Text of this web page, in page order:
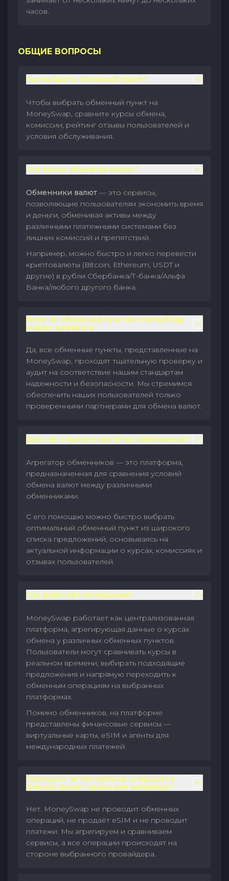
часов.
ОБЩИЕ ВОПРОСЫ
Как выбрать обменный пункт?
Чтобы выбрать обменный пункт на
MoneySwap, сравните курсы обмена,
комиссии, рейтинг отзывы пользователей и
условия обслуживания.
Что такое обменник валют?
Обменники валют — это сервисы,
позволяющие пользователям экономить время
и деньги, обменивая активы между
различными платежными системами без
лишних комиссий и препятствий.
Например, можно быстро и легко перевести
криптовалюты (Bitcoin, Ethereum, USDT и
другие) в рубли Сбербанка/Т-банка/Альфа
Банка/любого другого банка.
Всем ли обменным пунктам MoneySwap
можно доверять?
Да, все обменные пункты, представленные на
MoneySwap, проходят тщательную проверку и
аудит на соответствие нашим стандартам
надежности и безопасности. Мы стремимся
обеспечить наших пользователей только
проверенными партнерами для обмена валют.
Для чего нужен агрегатор обменников?
Агрегатор обменников — это платформа,
предназначенная для сравнения условий
обмена валют между различными
обменниками.
С его помощью можно быстро выбрать
оптимальный обменный пункт из широкого
списка предложений, основываясь на
актуальной информации о курсах, комиссиях и
отзывах пользователей.
Как работает MoneySwap?
MoneySwap работает как централизованная
платформа, агрегирующая данные о курсах
обмена у различных обменных пунктов.
Пользователи могут сравнивать курсы в
реальном времени, выбирать подходящие
предложения и напрямую переходить к
обменным операциям на выбранных
платформах.
Помимо обменников, на платформе
представлены финансовые сервисы —
виртуальные карты, eSIM и агенты для
международных платежей.
Проводит ли MoneySwap операции с
финансовыми сервисами напрямую?
Нет. MoneySwap не проводит обменных
операций, не продаёт eSIM и не проводит
платежи. Мы агрегируем и сравниваем
сервисы, а все операции происходят на
стороне выбранного провайдера.